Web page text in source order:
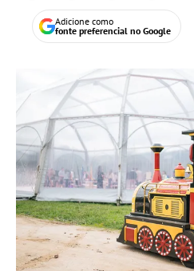
Adicione como
fonte preferencial no Google